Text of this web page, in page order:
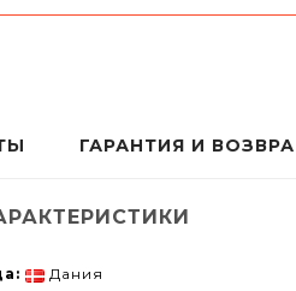
Дания
ГАРАНТИЯ И